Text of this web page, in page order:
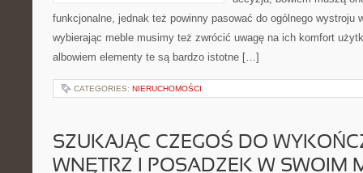
funkcjonalne, jednak też powinny pasować do ogólnego wystroju
wybierając meble musimy też zwrócić uwagę na ich komfort
albowiem elementy te są bardzo istotne […]
CATEGORIES: NIERUCHOMOŚCI
SZUKAJĄC CZEGOŚ DO
WNĘTRZ I POSADZEK W SWOIM